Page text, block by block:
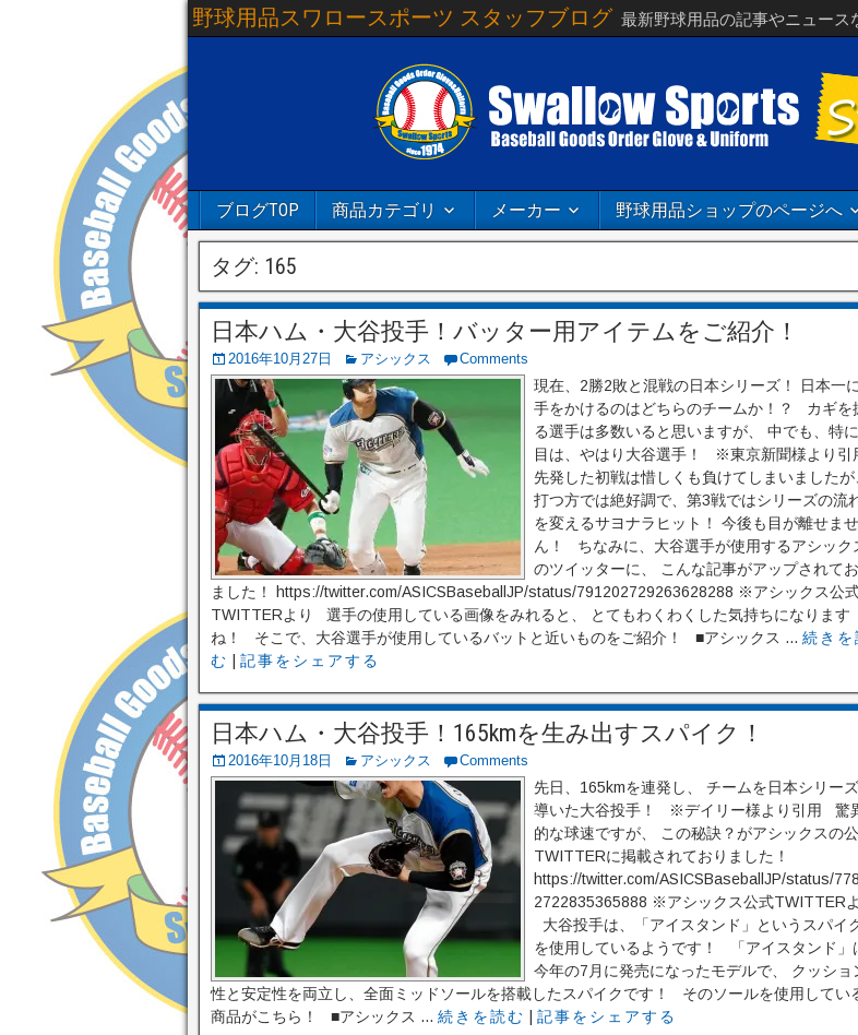
野球用品スワロースポーツ スタッフブログ 最新野球用品の記事やニュース
ブログTOP 商品カテゴリ メーカー 野球用品ショップのページへ
タグ: 165
日本ハム・大谷投手！バッター用アイテムをご紹介！
2016年10月27日 アシックス Comments
現在、2勝2敗と混戦の日本シリーズ！ 日本一
手をかけるのはどちらのチームか！？ カギを
る選手は多数いると思いますが、 中でも、特
目は、やはり大谷選手！ ※東京新聞様より引
先発した初戦は惜しくも負けてしまいましたが
打つ方では絶好調で、第3戦ではシリーズの流
を変えるサヨナラヒット！ 今後も目が離せませ
ん！ ちなみに、大谷選手が使用するアシック
のツイッターに、 こんな記事がアップされて
ました！ https://twitter.com/ASICSBaseballJP/status/791202729263628288 ※アシックス公
TWITTERより 選手の使用している画像をみれると、 とてもわくわくした気持ちになります
ね！ そこで、大谷選手が使用しているバットと近いものをご紹介！ ■アシックス ... 続きを
む
記事をシェアする
日本ハム・大谷投手！165kmを生み出すスパイク！
2016年10月18日 アシックス Comments
先日、165kmを連発し、 チームを日本シリー
導いた大谷投手！ ※デイリー様より引用 驚
的な球速ですが、 この秘訣？がアシックスの
TWITTERに掲載されておりました！
https://twitter.com/ASICSBaseballJP/status/
2722835365888 ※アシックス公式TWITTER
大谷投手は、「アイスタンド」というスパイ
を使用しているようです！ 「アイスタンド」
今年の7月に発売になったモデルで、 クッショ
性と安定性を両立し、全面ミッドソールを搭載したスパイクです！ そのソールを使用してい
商品がこちら！ ■アシックス ... 続きを読む 記事をシェアする